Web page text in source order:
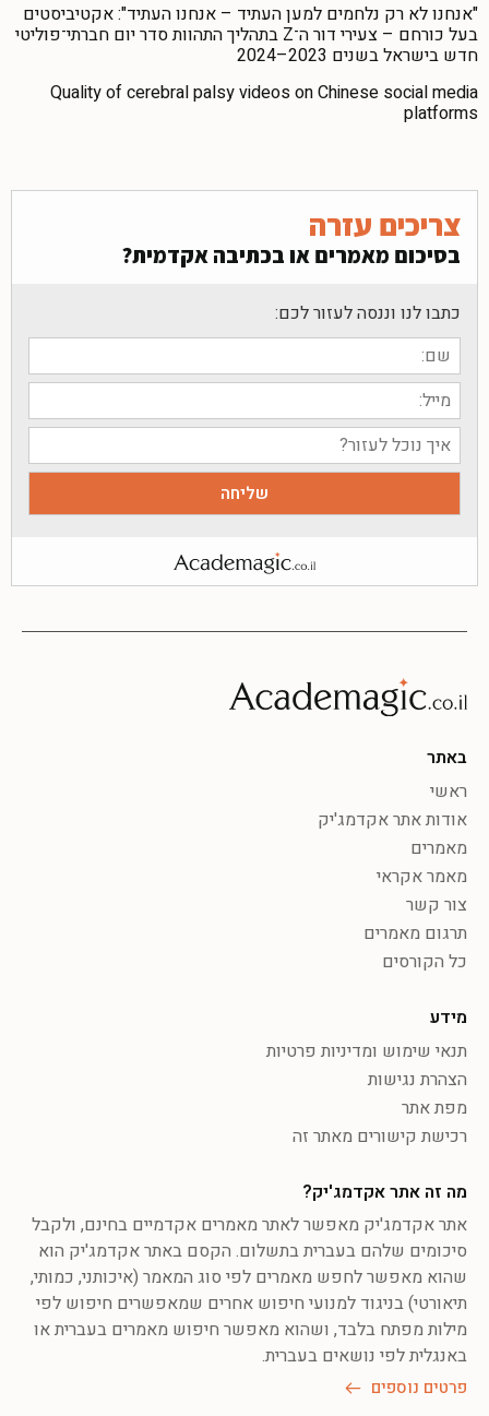
"אנחנו לא רק נלחמים למען העתיד – אנחנו העתיד": אקטיביסטים
בעל כורחם – צעירי דור ה־Z בתהליך התהוות סדר יום חברתי־פוליטי
חדש בישראל בשנים 2023–2024
Quality of cerebral palsy videos on Chinese social media
platforms
צריכים עזרה
בסיכום מאמרים או בכתיבה אקדמית?
כתבו לנו וננסה לעזור לכם:
באתר
ראשי
אודות אתר אקדמג'יק
מאמרים
מאמר אקראי
צור קשר
תרגום מאמרים
כל הקורסים
מידע
תנאי שימוש ומדיניות פרטיות
הצהרת נגישות
מפת אתר
רכישת קישורים מאתר זה
מה זה אתר אקדמג'יק?
אתר אקדמג'יק מאפשר לאתר מאמרים אקדמיים בחינם, ולקבל
סיכומים שלהם בעברית בתשלום. הקסם באתר אקדמג'יק הוא
שהוא מאפשר לחפש מאמרים לפי סוג המאמר (איכותני, כמותי,
תיאורטי) בניגוד למנועי חיפוש אחרים שמאפשרים חיפוש לפי
מילות מפתח בלבד, ושהוא מאפשר חיפוש מאמרים בעברית או
באנגלית לפי נושאים בעברית.
פרטים נוספים